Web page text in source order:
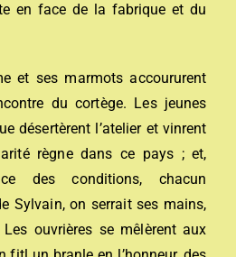
en face de la fabrique et du
et ses marmots accoururent
du cortège. Les jeunes
désertèrent l’atelier et vinrent
règne dans ce pays ; et,
des conditions, chacun
Sylvain, on serrait ses mains,
ouvrières se mêlèrent aux